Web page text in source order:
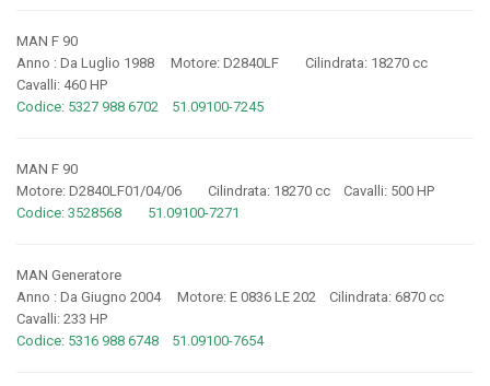
MAN F 90
Anno : Da Luglio 1988 Motore: D2840LF Cilindrata: 18270 cc
Cavalli: 460 HP
Codice: 5327 988 6702 51.09100-7245
MAN F 90
Motore: D2840LF01/04/06 Cilindrata: 18270 cc Cavalli: 500 HP
Codice: 3528568 51.09100-7271
MAN Generatore
Anno : Da Giugno 2004 Motore: E 0836 LE 202 Cilindrata: 6870 cc
Cavalli: 233 HP
Codice: 5316 988 6748 51.09100-7654